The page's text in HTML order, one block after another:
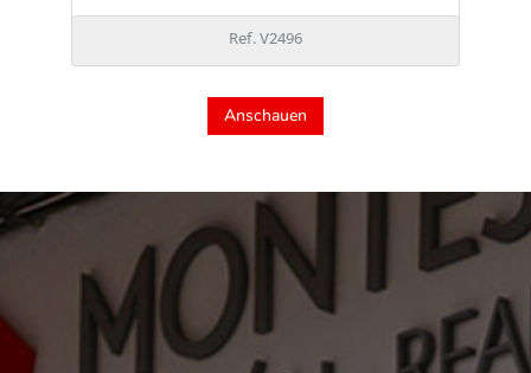
Ref. V2496
Anschauen